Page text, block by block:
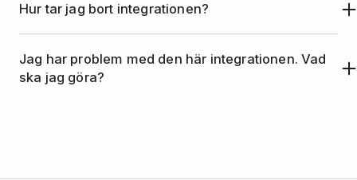
Hur tar jag bort integrationen?
längre, så kan du ta bort integration såhär:
Jag har problem med den här integrationen. Vad
ska jag göra?